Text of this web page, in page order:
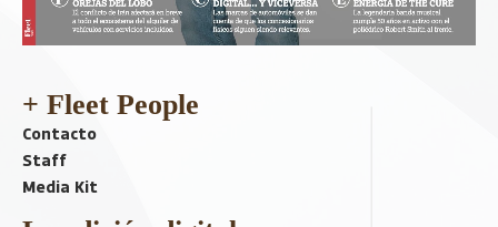
+ Fleet People
Contacto
Staff
Media Kit